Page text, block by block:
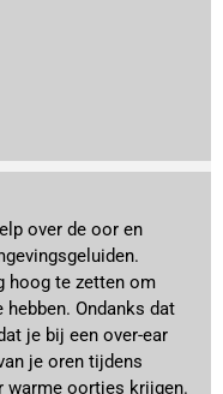
over de oor en
hoog te zetten om
Ondanks dat
je bij een over-ear
je oren tijdens
warme oortjes krijgen.